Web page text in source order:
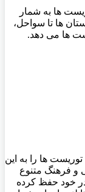
ها به شمار
‌ها تا سواحل،
ها می ‌دهد.
ها را به این
و فرهنگ متنوع
خود حفظ کرده